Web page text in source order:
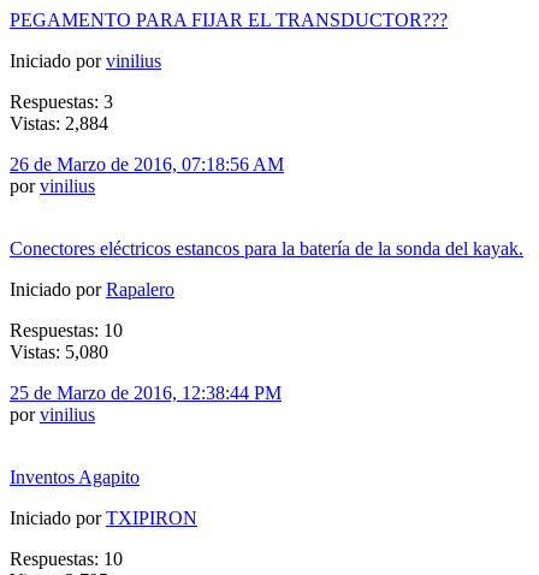
PEGAMENTO PARA FIJAR EL TRANSDUCTOR???
Iniciado porvinilius
Respuestas: 3
Vistas: 2,884
26 de Marzo de 2016, 07:18:56 AM
porvinilius
Conectores eléctricos estancos para la batería de la sonda del kayak.
Iniciado porRapalero
Respuestas: 10
Vistas: 5,080
25 de Marzo de 2016, 12:38:44 PM
porvinilius
Inventos Agapito
Iniciado porTXIPIRON
Respuestas: 10